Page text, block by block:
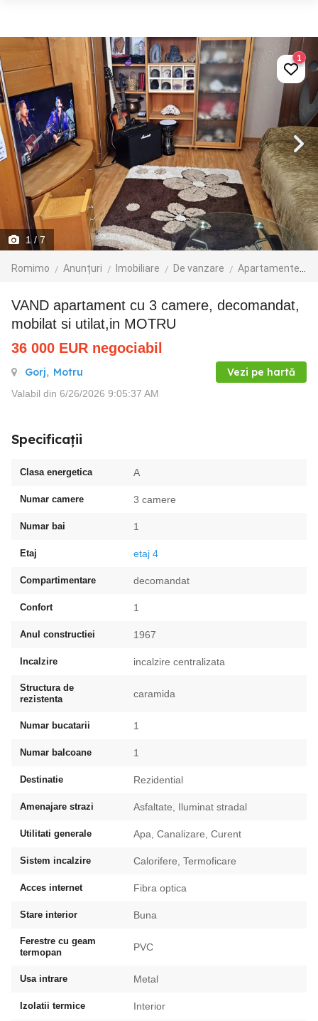
1/ 7
Romimo Anunțuri Imobiliare De vanzare Apartamente de vanzare
1
VAND apartament cu 3 camere, decomandat,
mobilat si utilat,in MOTRU
36 000 EUR negociabil
Gorj, Motru Vezi pe hartă
Valabil din 6/26/2026 9:05:37 AM
Specificații
Clasa energetica A
Numar camere 3 camere
Numar bai 1
Etaj etaj 4
Compartimentare decomandat
Confort 1
Anul constructiei 1967
Incalzire incalzire centralizata
Structura de
rezistenta
caramida
Numar bucatarii 1
Numar balcoane 1
Destinatie Rezidential
Amenajare strazi Asfaltate, Iluminat stradal
Utilitati generale Apa, Canalizare, Curent
Sistem incalzire Calorifere, Termoficare
Acces internet Fibra optica
Stare interior Buna
Ferestre cu geam
termopan
PVC
Usa intrare Metal
Izolatii termice Interior